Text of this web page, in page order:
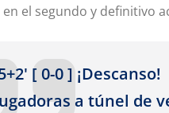
el segundo y definitivo
[ 0-0 ] ¡Descanso!
a túnel de